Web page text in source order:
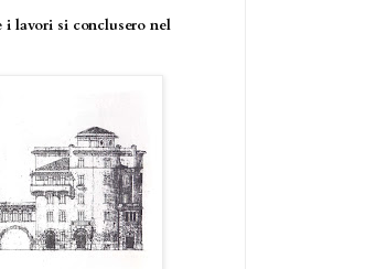
lavori si conclusero nel